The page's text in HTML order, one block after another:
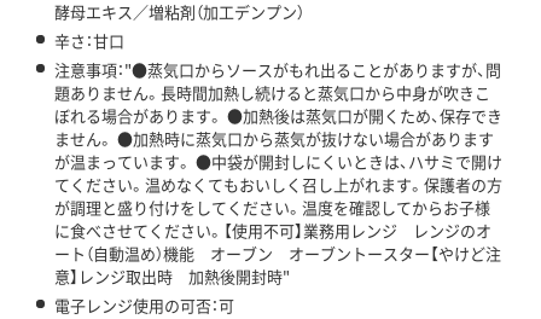
酵母エキス／増粘剤（加工デンプン）
辛さ：甘口
注意事項："●蒸気口からソースがもれ出ることがありますが、問
題ありません。長時間加熱し続けると蒸気口から中身が吹きこ
ぼれる場合があります。 ●加熱後は蒸気口が開くため、保存でき
ません。 ●加熱時に蒸気口から蒸気が抜けない場合があります
が温まっています。 ●中袋が開封しにくいときは、ハサミで開け
てください。温めなくてもおいしく召し上がれます。保護者の方
が調理と盛り付けをしてください。温度を確認してからお子様
に食べさせてください。【使用不可】業務用レンジ レンジのオ
ート（自動温め）機能 オーブン オーブントースター【やけど注
意】レンジ取出時 加熱後開封時"
電子レンジ使用の可否：可